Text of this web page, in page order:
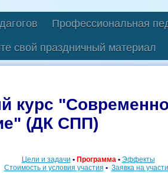
Профессиональная
свой праздничный материал
курс
(ДК СПП)
Цели и задачи • Программа • Эффекты
Стоимость и условия участия • Заявка на